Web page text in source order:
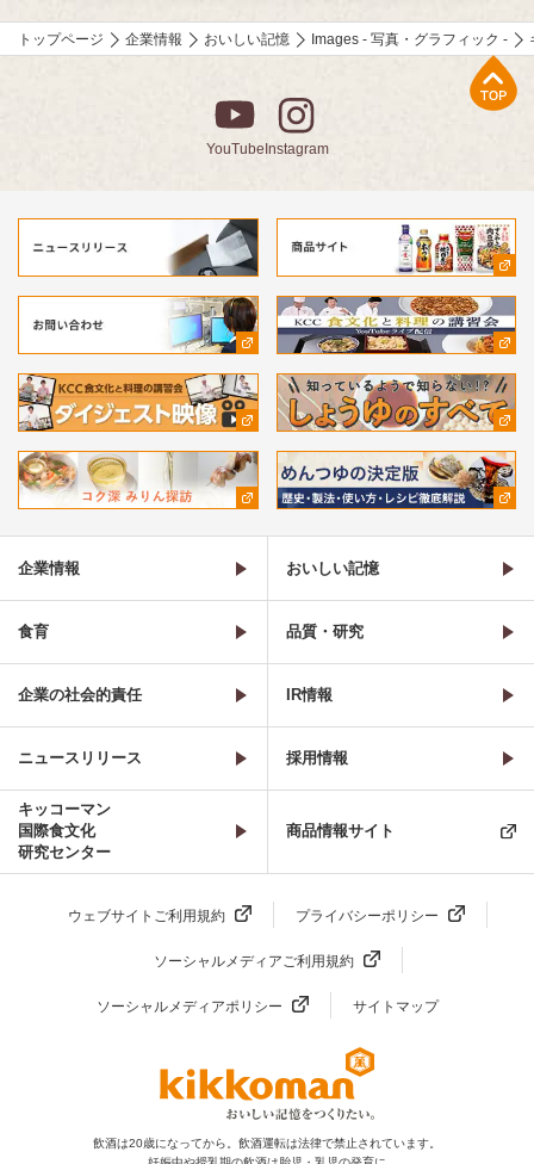
トップページ 企業情報 おいしい記憶 Images - 写真・グラフィック -
YouTube Instagram
企業情報 おいしい記憶
食育 品質・研究
企業の社会的責任 IR情報
ニュースリリース 採用情報
キッコーマン
国際食文化
研究センター
商品情報サイト
ウェブサイトご利用規約 プライバシーポリシー
ソーシャルメディアご利用規約
ソーシャルメディアポリシー サイトマップ
飲酒は20歳になってから。飲酒運転は法律で禁止されています。